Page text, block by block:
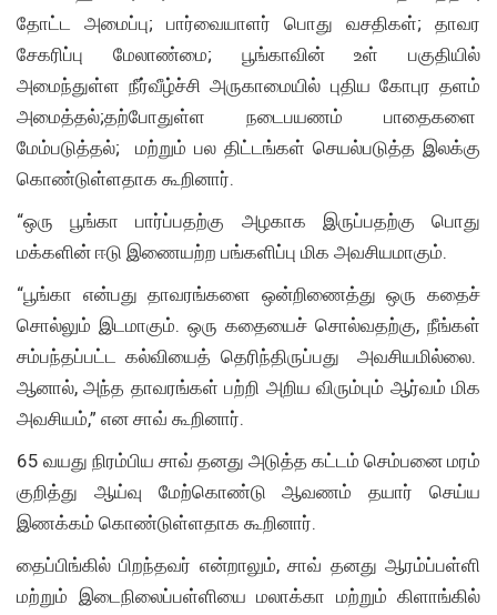
தோட்ட அமைப்பு; பார்வையாளர் பொது வசதிகள்; தாவர
சேகரிப்பு மேலாண்மை; பூங்காவின் உள் பகுதியில்
அமைந்துள்ள நீர்வீழ்ச்சி அருகாமையில் புதிய கோபுர தளம்
அமைத்தல்;தற்போதுள்ள நடைபயணம் பாதைகளை
மேம்படுத்தல்; மற்றும் பல திட்டங்கள் செயல்படுத்த இலக்கு
கொண்டுள்ளதாக கூறினார்.
“ஒரு பூங்கா பார்ப்பதற்கு அழகாக இருப்பதற்கு பொது
மக்களின் ஈடு இணையற்ற பங்களிப்பு மிக அவசியமாகும்.
“பூங்கா என்பது தாவரங்களை ஒன்றிணைத்து ஒரு கதைச்
சொல்லும் இடமாகும். ஒரு கதையைச் சொல்வதற்கு, நீங்கள்
சம்பந்தப்பட்ட கல்வியைத் தெரிந்திருப்பது அவசியமில்லை.
ஆனால், அந்த தாவரங்கள் பற்றி அறிய விரும்பும் ஆர்வம் மிக
அவசியம்,” என சாவ் கூறினார்.
65 வயது நிரம்பிய சாவ் தனது அடுத்த கட்டம் செம்பனை மரம்
குறித்து ஆய்வு மேற்கொண்டு ஆவணம் தயார் செய்ய
இணக்கம் கொண்டுள்ளதாக கூறினார்.
தைப்பிங்கில் பிறந்தவர் என்றாலும், சாவ் தனது ஆரம்ப்பள்ளி
மற்றும் இடைநிலைப்பள்ளியை மலாக்கா மற்றும் கிளாங்கில்